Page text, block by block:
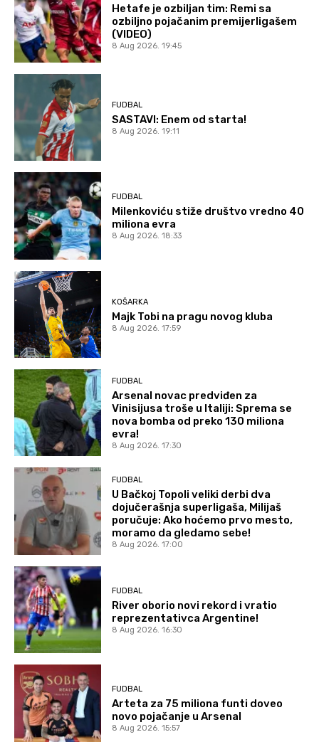
Hetafe je ozbiljan tim: Remi sa
ozbiljno pojačanim premijerligašem
(VIDEO)
8 Aug 2026. 19:45
FUDBAL
SASTAVI: Enem od starta!
8 Aug 2026. 19:11
FUDBAL
Milenkoviću stiže društvo vredno 40
miliona evra
8 Aug 2026. 18:33
KOŠARKA
Majk Tobi na pragu novog kluba
8 Aug 2026. 17:59
FUDBAL
Arsenal novac predviđen za
Vinisijusa troše u Italiji: Sprema se
nova bomba od preko 130 miliona
evra!
8 Aug 2026. 17:30
FUDBAL
U Bačkoj Topoli veliki derbi dva
dojučerašnja superligaša, Milijaš
poručuje: Ako hoćemo prvo mesto,
moramo da gledamo sebe!
8 Aug 2026. 17:00
FUDBAL
River oborio novi rekord i vratio
reprezentativca Argentine!
8 Aug 2026. 16:30
FUDBAL
Arteta za 75 miliona funti doveo
novo pojačanje u Arsenal
8 Aug 2026. 15:57